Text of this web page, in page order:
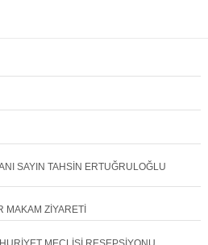
SAYIN TAHSİN ERTUĞRULOĞLU
MAKAM ZİYARETİ